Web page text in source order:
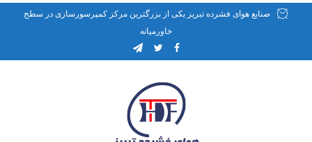
صنایع هوای فشرده تبریز یکی از بزرگترین مرکز کمپرسورسازی در سطح
خاورمیانه